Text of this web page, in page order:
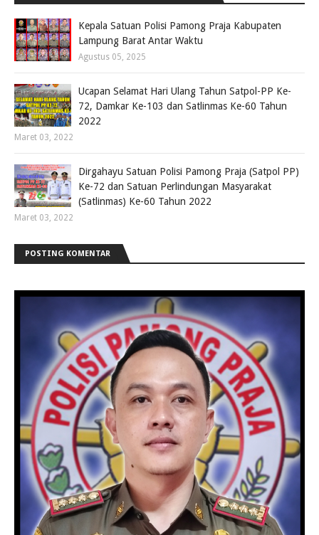
Kepala Satuan Polisi Pamong Praja Kabupaten
Lampung Barat Antar Waktu
Agustus 05, 2025
Ucapan Selamat Hari Ulang Tahun Satpol-PP Ke-
72, Damkar Ke-103 dan Satlinmas Ke-60 Tahun
2022
Maret 03, 2022
Dirgahayu Satuan Polisi Pamong Praja (Satpol PP)
Ke-72 dan Satuan Perlindungan Masyarakat
(Satlinmas) Ke-60 Tahun 2022
Maret 03, 2022
POSTING KOMENTAR